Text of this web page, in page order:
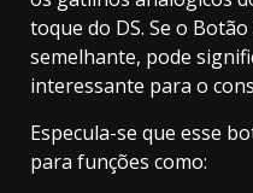
toque do DS. Se o
semelhante, pode
interessante para o
Especula-se que esse
para funções como: